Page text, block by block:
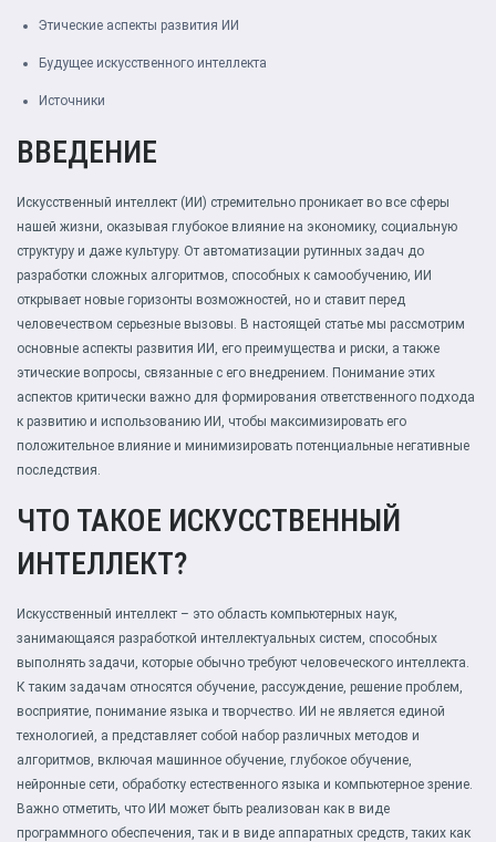
Этические аспекты развития ИИ
Будущее искусственного интеллекта
Источники
ВВЕДЕНИЕ
Искусственный интеллект (ИИ) стремительно проникает во все сферы
нашей жизни, оказывая глубокое влияние на экономику, социальную
структуру и даже культуру. От автоматизации рутинных задач до
разработки сложных алгоритмов, способных к самообучению, ИИ
открывает новые горизонты возможностей, но и ставит перед
человечеством серьезные вызовы. В настоящей статье мы рассмотрим
основные аспекты развития ИИ, его преимущества и риски, а также
этические вопросы, связанные с его внедрением. Понимание этих
аспектов критически важно для формирования ответственного подхода
к развитию и использованию ИИ, чтобы максимизировать его
положительное влияние и минимизировать потенциальные негативные
последствия.
ЧТО ТАКОЕ ИСКУССТВЕННЫЙ
ИНТЕЛЛЕКТ?
Искусственный интеллект – это область компьютерных наук,
занимающаяся разработкой интеллектуальных систем, способных
выполнять задачи, которые обычно требуют человеческого интеллекта.
К таким задачам относятся обучение, рассуждение, решение проблем,
восприятие, понимание языка и творчество. ИИ не является единой
технологией, а представляет собой набор различных методов и
алгоритмов, включая машинное обучение, глубокое обучение,
нейронные сети, обработку естественного языка и компьютерное зрение.
Важно отметить, что ИИ может быть реализован как в виде
программного обеспечения, так и в виде аппаратных средств, таких как